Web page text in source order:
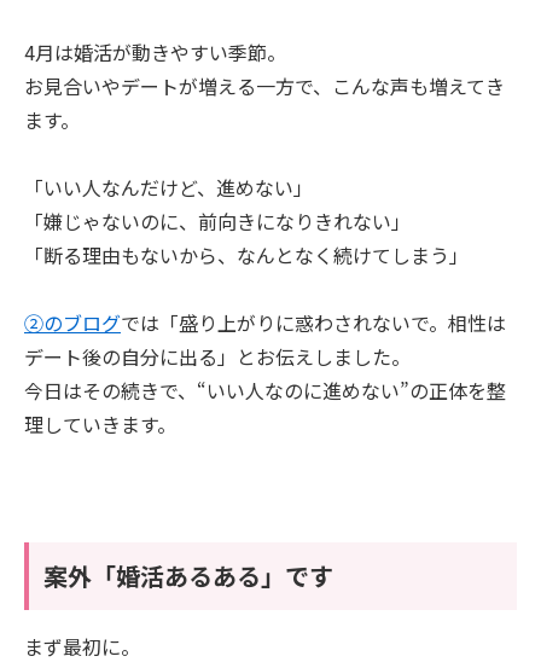
4月は婚活が動きやすい季節。
お見合いやデートが増える一方で、こんな声も増えてき
ます。
「いい人なんだけど、進めない」
「嫌じゃないのに、前向きになりきれない」
「断る理由もないから、なんとなく続けてしまう」
②のブログでは「盛り上がりに惑わされないで。相性は
デート後の自分に出る」とお伝えしました。
今日はその続きで、“いい人なのに進めない”の正体を整
理していきます。
案外「婚活あるある」です
まず最初に。